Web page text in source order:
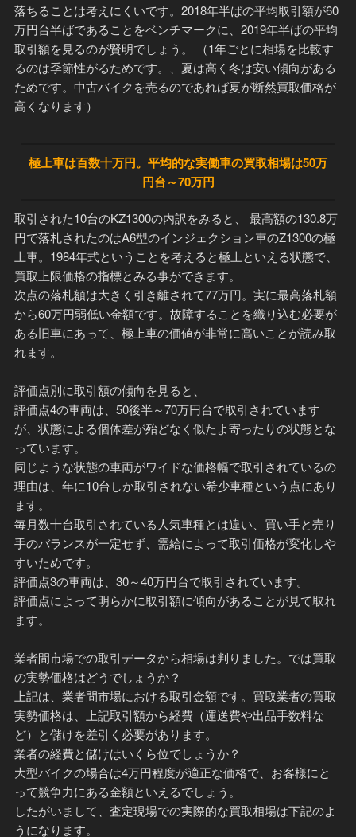
落ちることは考えにくいです。2018年半ばの平均取引額が60
万円台半ばであることをベンチマークに、2019年半ばの平均
取引額を見るのが賢明でしょう。 （1年ごとに相場を比較す
るのは季節性がるためです。、夏は高く冬は安い傾向がある
ためです。中古バイクを売るのであれば夏が断然買取価格が
高くなります）
極上車は百数十万円。平均的な実働車の買取相場は50万
円台～70万円
取引された10台のKZ1300の内訳をみると、 最高額の130.8万
円で落札されたのはA6型のインジェクション車のZ1300の極
上車。1984年式ということを考えると極上といえる状態で、
買取上限価格の指標とみる事ができます。
次点の落札額は大きく引き離されて77万円。実に最高落札額
から60万円弱低い金額です。故障することを織り込む必要が
ある旧車にあって、極上車の価値が非常に高いことが読み取
れます。
評価点別に取引額の傾向を見ると、
評価点4の車両は、50後半～70万円台で取引されています
が、状態による個体差が殆どなく似たよ寄ったりの状態とな
っています。
同じような状態の車両がワイドな価格幅で取引されているの
理由は、年に10台しか取引されない希少車種という点にあり
ます。
毎月数十台取引されている人気車種とは違い、買い手と売り
手のバランスが一定せず、需給によって取引価格が変化しや
すいためです。
評価点3の車両は、30～40万円台で取引されています。
評価点によって明らかに取引額に傾向があることが見て取れ
ます。
業者間市場での取引データから相場は判りました。では買取
の実勢価格はどうでしょうか？
上記は、業者間市場における取引金額です。買取業者の買取
実勢価格は、上記取引額から経費（運送費や出品手数料な
ど）と儲けを差引く必要があります。
業者の経費と儲けはいくら位でしょうか？
大型バイクの場合は4万円程度が適正な価格で、お客様にと
って競争力にある金額といえるでしょう。
したがいまして、査定現場での実際的な買取相場は下記のよ
うになります。